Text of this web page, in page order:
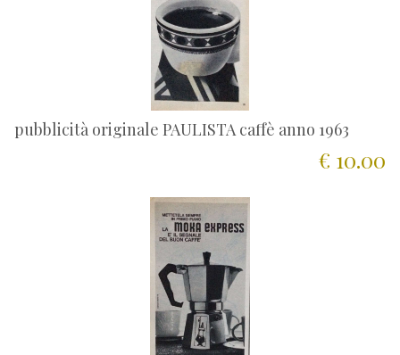
pubblicità originale PAULISTA caffè anno 1963
€ 10.00